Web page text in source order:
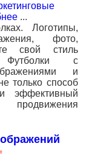
...
Логотипы,
фото,
свой стиль
Футболки с
и
только способ
эффективный
продвижения